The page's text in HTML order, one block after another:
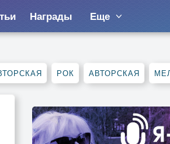
Награды Еще
РОК АВТОРСКАЯ